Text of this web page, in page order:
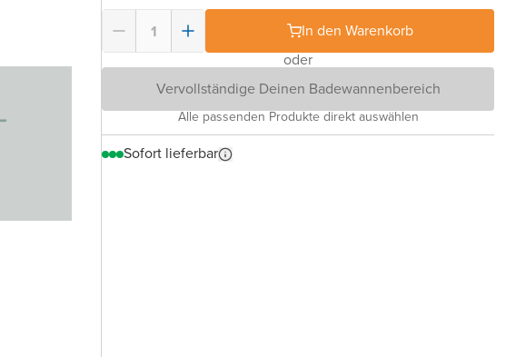
In den Warenkorb
oder
Vervollständige Deinen Badewannenbereich
Alle passenden Produkte direkt auswählen
Sofort lieferbar